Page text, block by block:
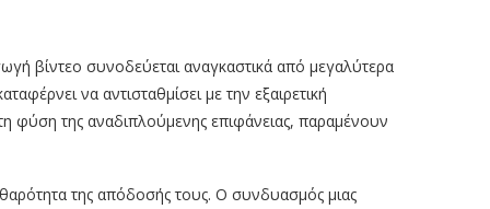
βίντεο συνοδεύεται αναγκαστικά από μεγαλύτερα
να αντισταθμίσει με την εξαιρετική
φύση της αναδιπλούμενης επιφάνειας, παραμένουν
της απόδοσής τους. Ο συνδυασμός μιας